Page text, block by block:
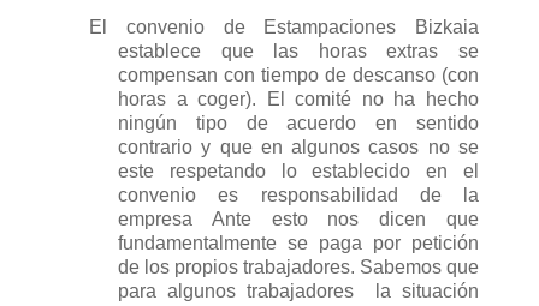
El convenio de Estampaciones Bizkaia
establece que las horas extras se
compensan con tiempo de descanso (con
horas a coger). El comité no ha hecho
ningún tipo de acuerdo en sentido
contrario y que en algunos casos no se
este respetando lo establecido en el
convenio es responsabilidad de la
empresa Ante esto nos dicen que
fundamentalmente se paga por petición
de los propios trabajadores. Sabemos que
para algunos trabajadores
la situación